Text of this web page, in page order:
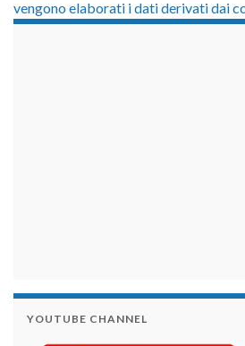
vengono elaborati i dati derivati dai
YOUTUBE CHANNEL